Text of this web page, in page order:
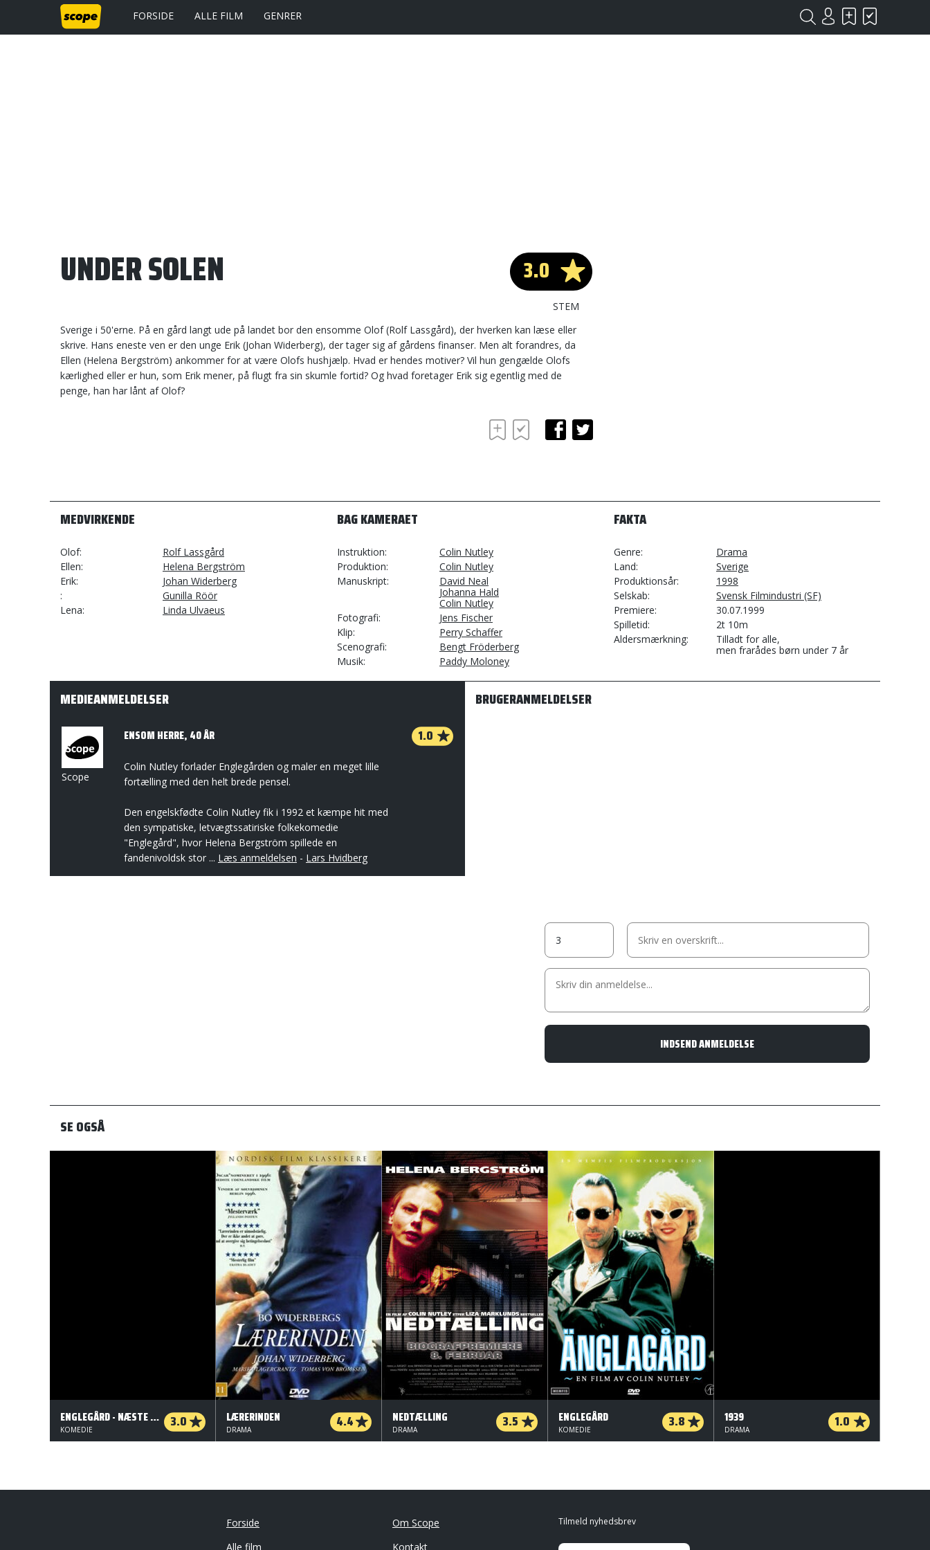
FORSIDE ALLE FILM GENRER
3.0
STEM
UNDER SOLEN
Sverige i 50'erne. På en gård langt ude på landet bor den ensomme Olof (Rolf Lassgård), der hverken kan læse eller
skrive. Hans eneste ven er den unge Erik (Johan Widerberg), der tager sig af gårdens finanser. Men alt forandres, da
Ellen (Helena Bergström) ankommer for at være Olofs hushjælp. Hvad er hendes motiver? Vil hun gengælde Olofs
kærlighed eller er hun, som Erik mener, på flugt fra sin skumle fortid? Og hvad foretager Erik sig egentlig med de
penge, han har lånt af Olof?
MEDVIRKENDE
Olof
Rolf Lassgård
Ellen
Helena Bergström
Erik
Johan Widerberg
Gunilla Röör
Lena
Linda Ulvaeus
BAG KAMERAET
Instruktion
Colin Nutley
Produktion
Colin Nutley
Manuskript
David Neal
Johanna Hald
Colin Nutley
Fotografi
Jens Fischer
Klip
Perry Schaffer
Scenografi
Bengt Fröderberg
Musik
Paddy Moloney
FAKTA
Genre
Drama
Land
Sverige
Produktionsår
1998
Selskab
Svensk Filmindustri (SF)
Premiere
30.07.1999
Spilletid
2t 10m
Aldersmærkning
Tilladt for alle,
men frarådes børn under 7 år
MEDIEANMELDELSER
Scope
ENSOM HERRE, 40 ÅR
Colin Nutley forlader Englegården og maler en meget lille
fortælling med den helt brede pensel.
Den engelskfødte Colin Nutley fik i 1992 et kæmpe hit med
den sympatiske, letvægtssatiriske folkekomedie
"Englegård", hvor Helena Bergström spillede en
fandenivoldsk stor ... Læs anmeldelsen - Lars Hvidberg
1.0
BRUGERANMELDELSER
SE OGSÅ
ENGLEGÅRD - NÆSTE SOMMER 3.0
KOMEDIE
LÆRERINDEN 4.4
DRAMA
NEDTÆLLING 3.5
DRAMA
ENGLEGÅRD 3.8
KOMEDIE
1939 1.0
DRAMA
Forside
Alle film
Om Scope
Kontakt
Tilmeld nyhedsbrev